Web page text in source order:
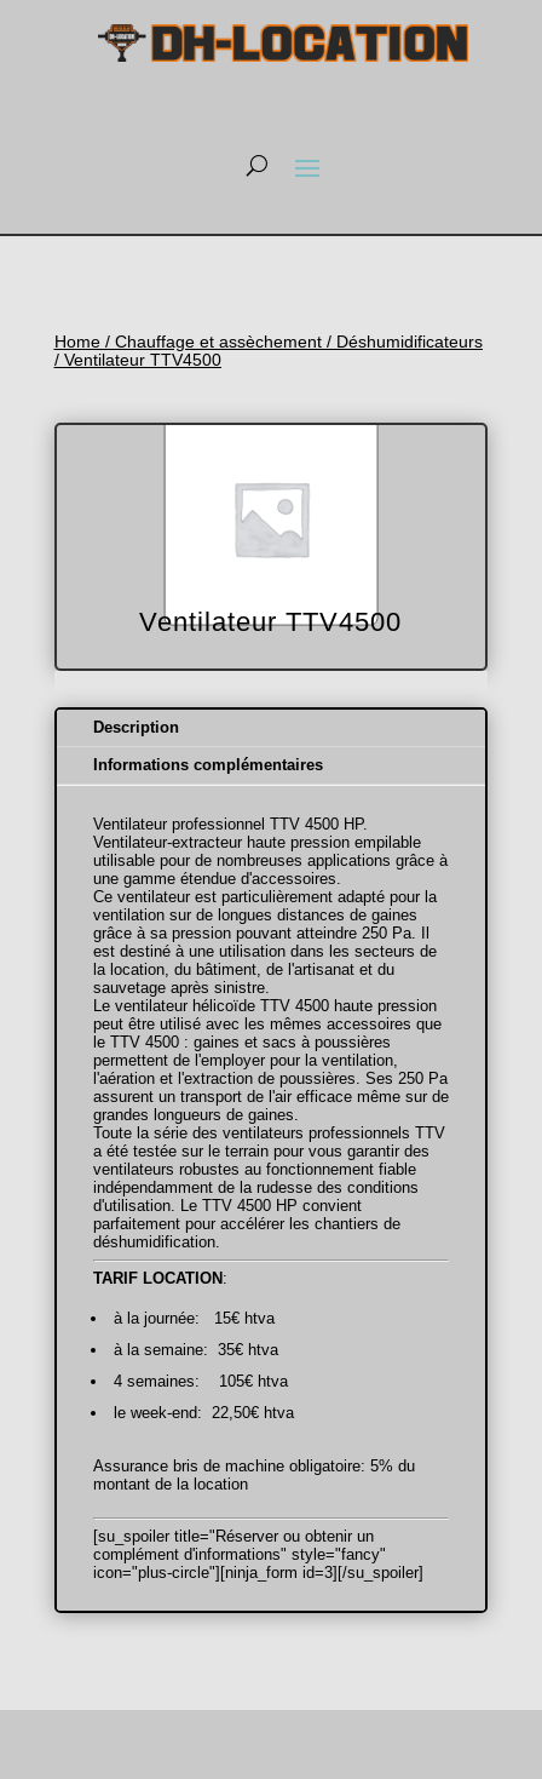
Home/ Chauffage et assèchement/ Déshumidificateurs
/ Ventilateur TTV4500
Ventilateur TTV4500
Description
Informations complémentaires
Ventilateur professionnel TTV 4500 HP.
Ventilateur-extracteur haute pression empilable
utilisable pour de nombreuses applications grâce à
une gamme étendue d'accessoires.
Ce ventilateur est particulièrement adapté pour la
ventilation sur de longues distances de gaines
grâce à sa pression pouvant atteindre 250 Pa. Il
est destiné à une utilisation dans les secteurs de
la location, du bâtiment, de l'artisanat et du
sauvetage après sinistre.
Le ventilateur hélicoïde TTV 4500 haute pression
peut être utilisé avec les mêmes accessoires que
le TTV 4500 : gaines et sacs à poussières
permettent de l'employer pour la ventilation,
l'aération et l'extraction de poussières. Ses 250 Pa
assurent un transport de l'air efficace même sur de
grandes longueurs de gaines.
Toute la série des ventilateurs professionnels TTV
a été testée sur le terrain pour vous garantir des
ventilateurs robustes au fonctionnement fiable
indépendamment de la rudesse des conditions
d'utilisation. Le TTV 4500 HP convient
parfaitement pour accélérer les chantiers de
déshumidification.
TARIF LOCATION :
à la journée: 15€ htva
à la semaine: 35€ htva
4 semaines: 105€ htva
le week-end: 22,50€ htva
Assurance bris de machine obligatoire: 5% du
montant de la location
[su_spoiler title="Réserver ou obtenir un
complément d'informations" style="fancy"
icon="plus-circle"][ninja_form id=3][/su_spoiler]